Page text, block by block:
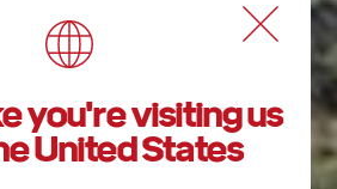
you're visiting us
United States